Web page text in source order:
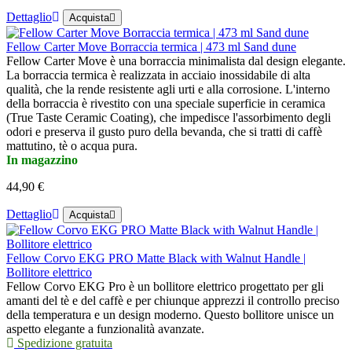
Dettaglio Acquista
Fellow Carter Move Borraccia termica | 473 ml Sand dune
Fellow Carter Move è una borraccia minimalista dal design elegante.
La borraccia termica è realizzata in acciaio inossidabile di alta
qualità, che la rende resistente agli urti e alla corrosione. L'interno
della borraccia è rivestito con una speciale superficie in ceramica
(True Taste Ceramic Coating), che impedisce l'assorbimento degli
odori e preserva il gusto puro della bevanda, che si tratti di caffè
mattutino, tè o acqua pura.
In magazzino
44,90 €
Dettaglio Acquista
Fellow Corvo EKG PRO Matte Black with Walnut Handle |
Bollitore elettrico
Fellow Corvo EKG Pro è un bollitore elettrico progettato per gli
amanti del tè e del caffè e per chiunque apprezzi il controllo preciso
della temperatura e un design moderno. Questo bollitore unisce un
aspetto elegante a funzionalità avanzate.
Spedizione gratuita